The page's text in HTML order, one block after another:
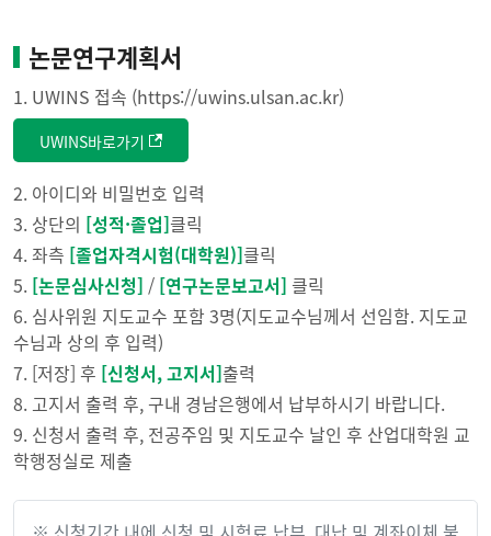
논문연구계획서
1. UWINS 접속 (https://uwins.ulsan.ac.kr)
UWINS바로가기
2. 아이디와 비밀번호 입력
3. 상단의 [성적·졸업]클릭
4. 좌측 [졸업자격시험(대학원)]클릭
5. [논문심사신청] / [연구논문보고서] 클릭
6. 심사위원 지도교수 포함 3명(지도교수님께서 선임함. 지도교
수님과 상의 후 입력)
7. [저장] 후 [신청서, 고지서]출력
8. 고지서 출력 후, 구내 경남은행에서 납부하시기 바랍니다.
9. 신청서 출력 후, 전공주임 및 지도교수 날인 후 산업대학원 교
학행정실로 제출